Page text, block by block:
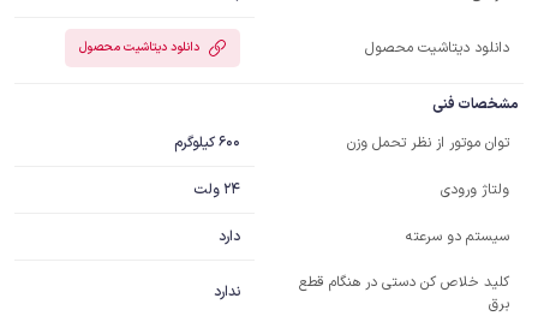
دانلود دیتاشیت محصول دانلود دیتاشیت محصول
مشخصات فنی
توان موتور از نظر تحمل وزن
600 کیلوگرم
ولتاژ ورودی 24 ولت
سیستم دو سرعته دارد
کلید خلاص کن دستی در هنگام قطع
برق
ندارد